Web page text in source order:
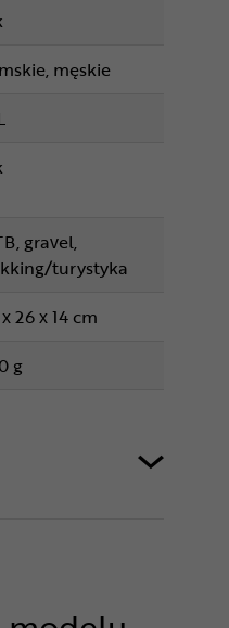
męskie
gravel,
turystyka
26 x 14 cm
g